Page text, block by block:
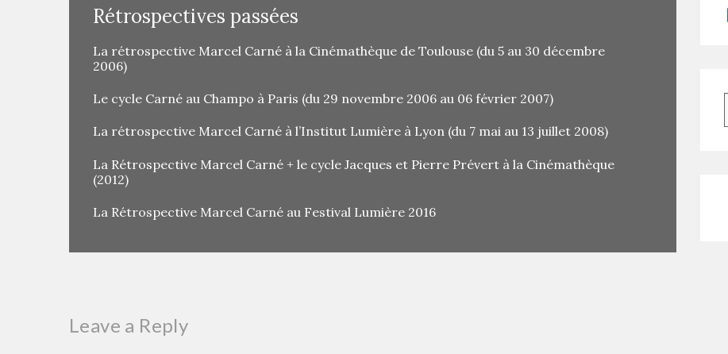
Rétrospectives passées
La rétrospective Marcel Carné à la Cinémathèque de Toulouse (du 5 au 30 décembre
2006)
Le cycle Carné au Champo à Paris (du 29 novembre 2006 au 06 février 2007)
La rétrospective Marcel Carné à l’Institut Lumière à Lyon (du 7 mai au 13 juillet 2008)
La Rétrospective Marcel Carné + le cycle Jacques et Pierre Prévert à la Cinémathèque
(2012)
La Rétrospective Marcel Carné au Festival Lumière 2016
Leave a Reply